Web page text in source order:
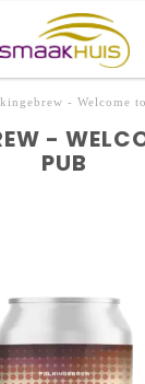
- Welcome
-
PUB